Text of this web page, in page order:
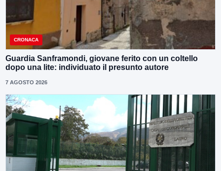
CRONACA
Guardia Sanframondi, giovane ferito con un coltello
dopo una lite: individuato il presunto autore
7 AGOSTO 2026